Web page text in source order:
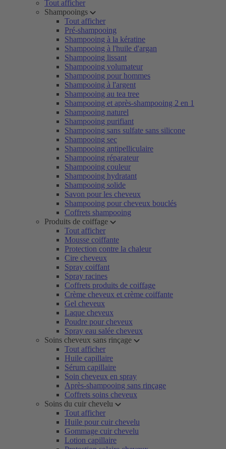
Tout afficher
Shampooings
Tout afficher
Pré-shampooing
Shampooing à la kératine
Shampooing à l'huile d'argan
Shampooing lissant
Shampooing volumateur
Shampooing pour hommes
Shampooing à l'argent
Shampooing au tea tree
Shampooing et après-shampooing 2 en 1
Shampooing naturel
Shampooing purifiant
Shampooing sans sulfate sans silicone
Shampooing sec
Shampooing antipelliculaire
Shampooing réparateur
Shampooing couleur
Shampooing hydratant
Shampooing solide
Savon pour les cheveux
Shampooing pour cheveux bouclés
Coffrets shampooing
Produits de coiffage
Tout afficher
Mousse coiffante
Protection contre la chaleur
Cire cheveux
Spray coiffant
Spray racines
Coffrets produits de coiffage
Crème cheveux et crème coiffante
Gel cheveux
Laque cheveux
Poudre pour cheveux
Spray eau salée cheveux
Soins cheveux sans rinçage
Tout afficher
Huile capillaire
Sérum capillaire
Soin cheveux en spray
Après-shampooing sans rinçage
Coffrets soins cheveux
Soins du cuir chevelu
Tout afficher
Huile pour cuir chevelu
Gommage cuir chevelu
Lotion capillaire